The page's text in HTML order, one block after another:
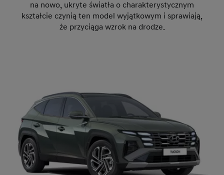
na nowo, ukryte światła o charakterystycznym
kształcie czynią ten model wyjątkowym i sprawiają,
że przyciąga wzrok na drodze.